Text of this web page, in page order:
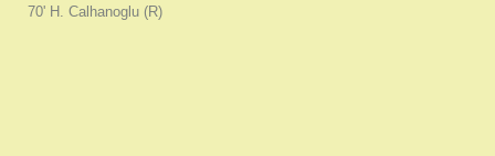
70' H. Calhanoglu (R)